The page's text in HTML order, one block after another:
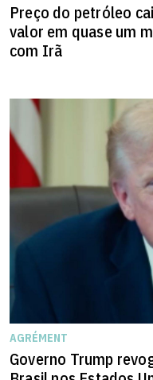
Preço do petróleo
valor em quase um
com Irã
AGRÉMENT
Governo Trump